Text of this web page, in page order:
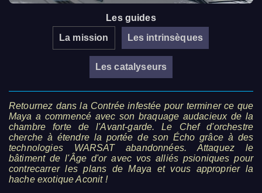
Les guides
La mission
Les intrinsèques
Les catalyseurs
Retournez dans la Contrée infestée pour terminer ce que
Maya a commencé avec son braquage audacieux de la
chambre forte de l'Avant-garde. Le Chef d'orchestre
cherche à étendre la portée de son Écho grâce à des
technologies WARSAT abandonnées. Attaquez le
bâtiment de l'Âge d'or avec vos alliés psioniques pour
contrecarrer les plans de Maya et vous approprier la
hache exotique Aconit !